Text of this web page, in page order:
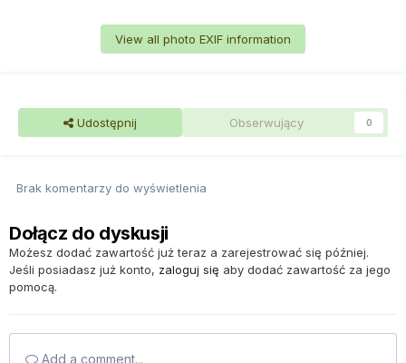
View all photo EXIF information
Udostępnij Obserwujący 0
Brak komentarzy do wyświetlenia
Dołącz do dyskusji
Możesz dodać zawartość już teraz a zarejestrować się później.
Jeśli posiadasz już konto, zaloguj się aby dodać zawartość za jego
pomocą.
Add a comment...